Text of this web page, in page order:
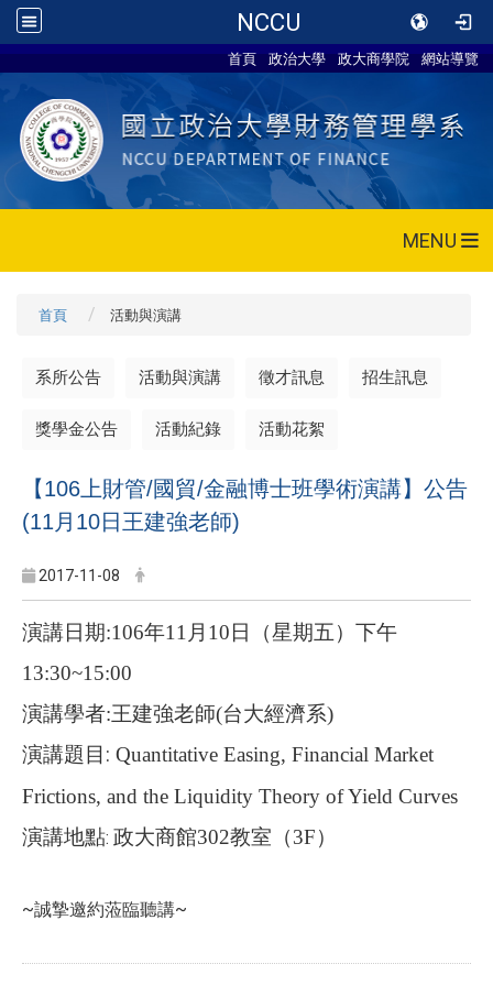
NCCU
首頁 政治大學 政大商學院 網站導覽
MENU
首頁 活動與演講
系所公告 活動與演講 徵才訊息 招生訊息
獎學金公告 活動紀錄 活動花絮
【106上財管/國貿/金融博士班學術演講】公告
(11月10日王建強老師)
2017-11-08
演講日期:106年1 1 月 10 日（星期五）下午
13:30~15:00
演講學者:王建強老師(台大經濟系)
演講題目 : Quantitative Easing, Financial Market
Frictions, and the Liquidity Theory of Yield Curves
演講地點: 政大商館302教室（3F）
~誠摯邀約蒞臨聽講~